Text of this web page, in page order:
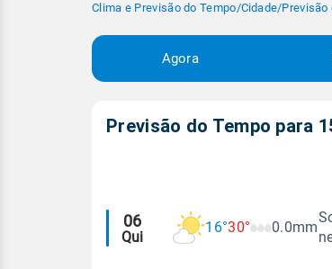
Clima e Previsão do Tempo/Cidade/Previsão
Agora
Previsão do Tempo para
Alertas
meteorológicos
06
Qui
16°30° 0.0mm